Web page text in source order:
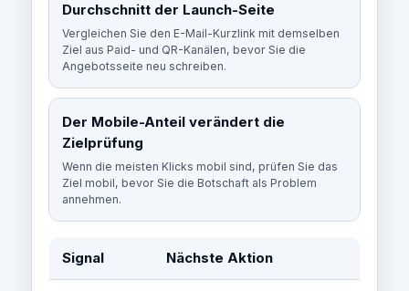
Durchschnitt der Launch-Seite
Vergleichen Sie den E-Mail-Kurzlink mit demselben
Ziel aus Paid- und QR-Kanälen, bevor Sie die
Angebotsseite neu schreiben.
Der Mobile-Anteil verändert die
Zielprüfung
Wenn die meisten Klicks mobil sind, prüfen Sie das
Ziel mobil, bevor Sie die Botschaft als Problem
annehmen.
Signal Nächste Aktion